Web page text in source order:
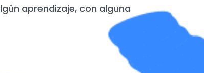
aprendizaje, con alguna